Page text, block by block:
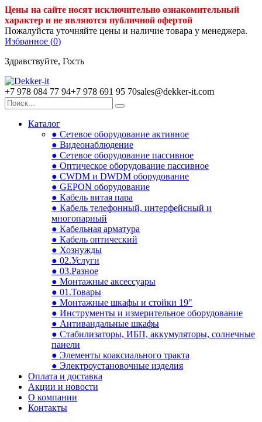
Цены на сайте носят исключительно ознакомительный
характер и не являются публичной офертой
Пожалуйста уточняйте цены и наличие товара у менеджера.
Избранное (0)
Здравствуйте, Гость
+7 978 084 77 94+7 978 691 95 70sales@dekker-it.com
Каталог
● Сетевое оборудование активное
● Видеонаблюдение
● Сетевое оборудование пассивное
● Оптическое оборудование пассивное
● CWDM и DWDM оборудование
● GEPON оборудование
● Кабель витая пара
● Кабель телефонный, интерфейсный и
многопарный
● Кабельная арматура
● Кабель оптический
● Хознужды
● 02.Услуги
● 03.Разное
● Монтажные аксессуары
● 01.Товары
● Монтажные шкафы и стойки 19"
● Инструменты и измерительное оборудование
● Антивандальные шкафы
● Стабилизаторы, ИБП, аккумуляторы, солнечные
панели
● Элементы коаксиального тракта
● Электроустановочные изделия
Оплата и доставка
Акции и новости
О компании
Контакты